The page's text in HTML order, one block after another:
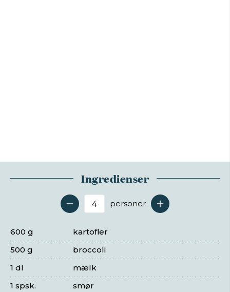
Ingredienser
Antal serveringer
personer
kartofler
600 g
broccoli
500 g
mælk
1 dl
smør
1 spsk.